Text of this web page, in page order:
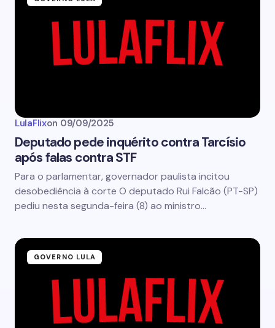
LulaFlixon 09/09/2025
Deputado pede inquérito contra Tarcísio
após falas contra STF
Para o parlamentar, governador paulista incitou
desobediência à corte O deputado Rui Falcão (PT-SP)
pediu nesta segunda-feira (8) ao ministro…
GOVERNO LULA